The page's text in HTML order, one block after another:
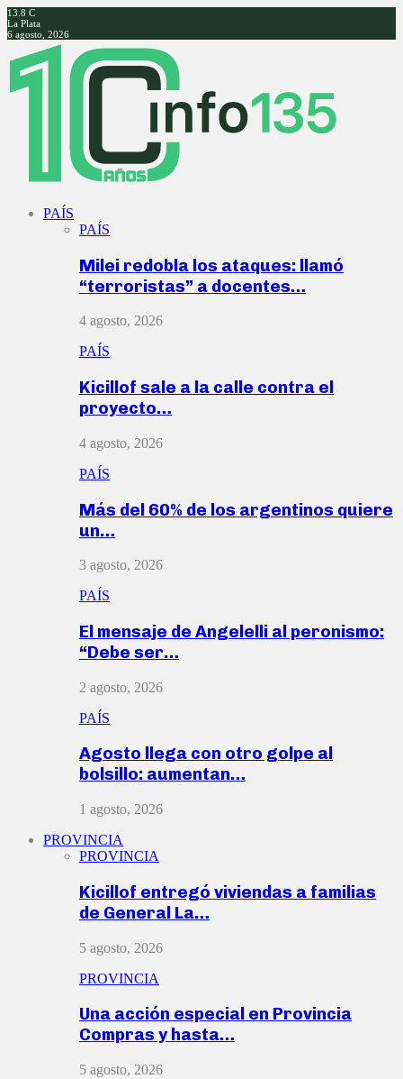
13.8 C
La Plata
6 agosto, 2026
Facebook
Twitter
Instagram
Youtube
PAÍS
PAÍS
Milei redobla los ataques: llamó
“terroristas” a docentes…
4 agosto, 2026
PAÍS
Kicillof sale a la calle contra el
proyecto…
4 agosto, 2026
PAÍS
Más del 60% de los argentinos quiere
un…
3 agosto, 2026
PAÍS
El mensaje de Angelelli al peronismo:
“Debe ser…
2 agosto, 2026
PAÍS
Agosto llega con otro golpe al
bolsillo: aumentan…
1 agosto, 2026
PROVINCIA
PROVINCIA
Kicillof entregó viviendas a familias
de General La…
5 agosto, 2026
PROVINCIA
Una acción especial en Provincia
Compras y hasta…
5 agosto, 2026